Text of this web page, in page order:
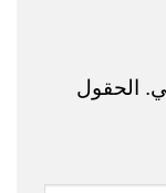
الحقول